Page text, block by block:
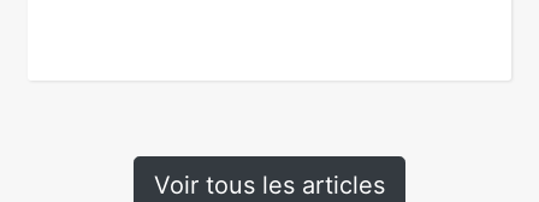
Voir tous les articles